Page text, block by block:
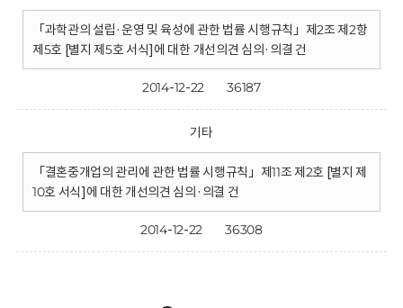
「과학관의 설립·운영 및 육성에 관한 법률 시행규칙」제2조 제2항
제5호 [별지 제5호 서식]에 대한 개선의견 심의·의결 건
2014-12-22 36187
기타
「결혼중개업의 관리에 관한 법률 시행규칙」제11조 제2호 [별지 제
10호 서식]에 대한 개선의견 심의·의결 건
2014-12-22 36308